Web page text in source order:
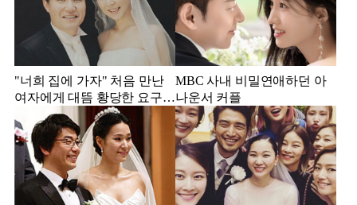
"너희 집에 가자" 처음 만난
여자에게 대뜸 황당한 요구
했다는 MBC 아나운서
MBC 사내 비밀연애하던 아
나운서 커플